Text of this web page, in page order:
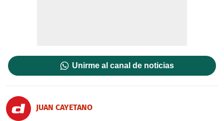
Unirme al canal de noticias
JUAN CAYETANO